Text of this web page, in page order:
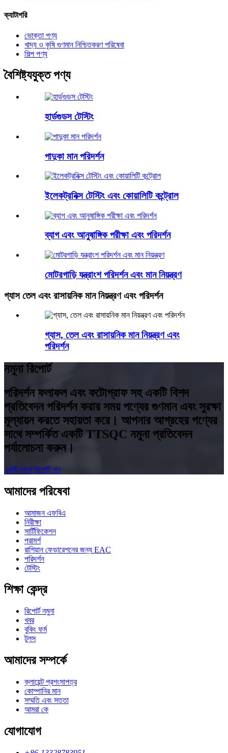
ক্যাটাগরি
ভোক্তা পণ্য
খাদ্য ও কৃষি গুণমান নিশ্চিতকরণ পরিষেবা
শিল্প পণ্য
বৈশিষ্ট্যযুক্ত পণ্য
হার্ডগুডস টেস্টিং
পাদুকা মান পরিদর্শন
ইলেকট্রনিক্স টেস্টিং এবং কোয়ালিটি কন্ট্রোল
ব্যাগ এবং আনুষাঙ্গিক পরীক্ষা এবং পরিদর্শন
মোটরগাড়ি যন্ত্রাংশ পরিদর্শন এবং মান নিয়ন্ত্রণ
গ্যাস তেল এবং রাসায়নিক মান নিয়ন্ত্রণ এবং পরিদর্শন
গ্যাস, তেল এবং রাসায়নিক মান নিয়ন্ত্রণ এবং
পরিদর্শন
নমুনা রিপোর্ট
পরিদর্শন ফলাফল এবং ফটোগ্রাফ সহ একটি বিশদ
প্রতিবেদন পরিদর্শন করার সময় পণ্যের গুণমান এবং সুরক্ষা
মূল্যায়ন করতে সহায়তা করে। আপনার আগ্রহের পণ্যের
সাথে সম্পর্কিত একটি TTSQC নমুনা প্রতিবেদন
পর্যালোচনা করুন।
একটি নমুনা রিপোর্ট পান
আমাদের পরিষেবা
আমাজন এফবিএ
নিরীক্ষা
সার্টিফিকেশন
পরামর্শ
রাশিয়ান ফেডারেশনের জন্য EAC
পরিদর্শন
টেস্টিং
শিক্ষা কেন্দ্র
রিপোর্ট নমুনা
খবর
বুকিং ফর্ম
টুলস
আমাদের সম্পর্কে
ক্লায়েন্ট প্রশংসাপত্র
কোম্পানির মান
সম্মতি এবং সততা
আমরা কে
যোগাযোগ